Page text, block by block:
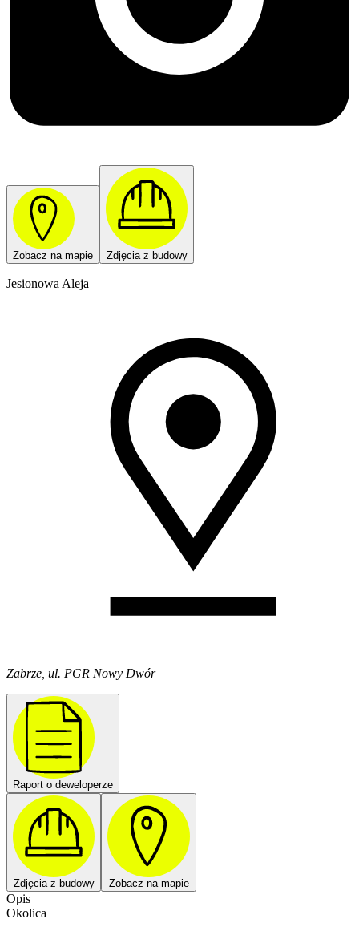
Zobacz na mapie Zdjęcia z budowy
Jesionowa Aleja
Zabrze, ul. PGR Nowy Dwór
Raport o deweloperze
Zdjęcia z budowy Zobacz na mapie
Opis
Okolica